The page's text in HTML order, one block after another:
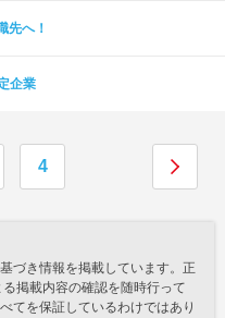
先へ！
企業
4
づき情報を掲載しています。正
掲載内容の確認を随時行って
てを保証しているわけではあり